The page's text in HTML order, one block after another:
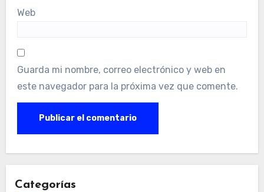
Web
Guarda mi nombre, correo electrónico y web en
este navegador para la próxima vez que comente.
Categorías